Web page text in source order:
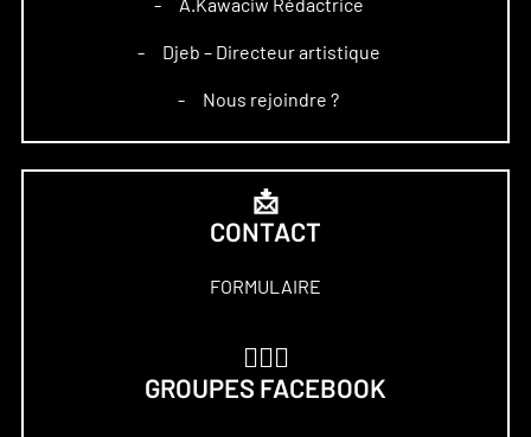
– A.Kawaciw Rédactrice
– Djeb – Directeur artistique
– Nous rejoindre ?
📩
CONTACT
FORMULAIRE
GROUPES FACEBOOK